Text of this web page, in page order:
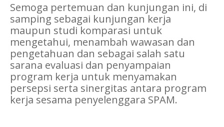
Semoga pertemuan dan kunjungan ini, di
samping sebagai kunjungan kerja
maupun studi komparasi untuk
mengetahui, menambah wawasan dan
pengetahuan dan sebagai salah satu
sarana evaluasi dan penyampaian
program kerja untuk menyamakan
persepsi serta sinergitas antara program
kerja sesama penyelenggara SPAM.